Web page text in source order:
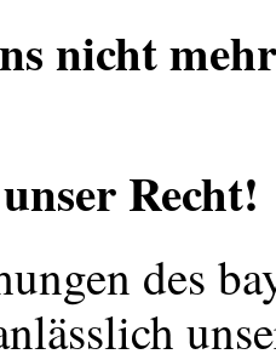
nicht
Recht!
des